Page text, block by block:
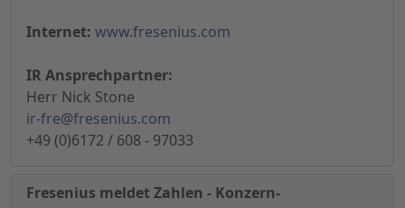
Internet: www.fresenius.com
IR Ansprechpartner:
Herr Nick Stone
ir-fre@fresenius.com
+49 (0)6172 / 608 - 97033
Fresenius meldet Zahlen - Konzern-